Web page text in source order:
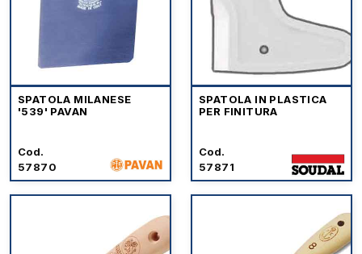
SPATOLA MILANESE
'539' PAVAN
Cod.
57870
SPATOLA IN PLASTICA
PER FINITURA
Cod.
57871